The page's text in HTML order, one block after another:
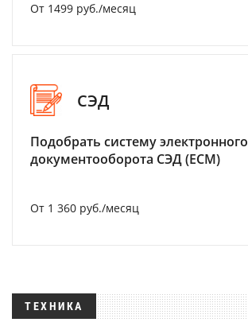
От 1499 руб./месяц
СЭД
Подобрать систему электронного
документооборота СЭД (ECM)
От 1 360 руб./месяц
ТЕХНИКА